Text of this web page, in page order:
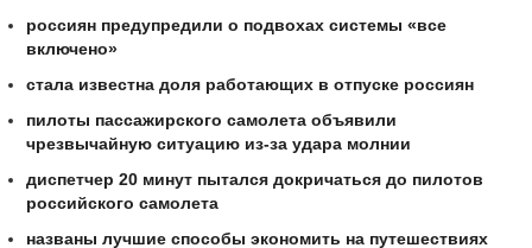
россиян предупредили о подвохах системы «все
включено»
стала известна доля работающих в отпуске россиян
пилоты пассажирского самолета объявили
чрезвычайную ситуацию из-за удара молнии
диспетчер 20 минут пытался докричаться до пилотов
российского самолета
названы лучшие способы экономить на путешествиях